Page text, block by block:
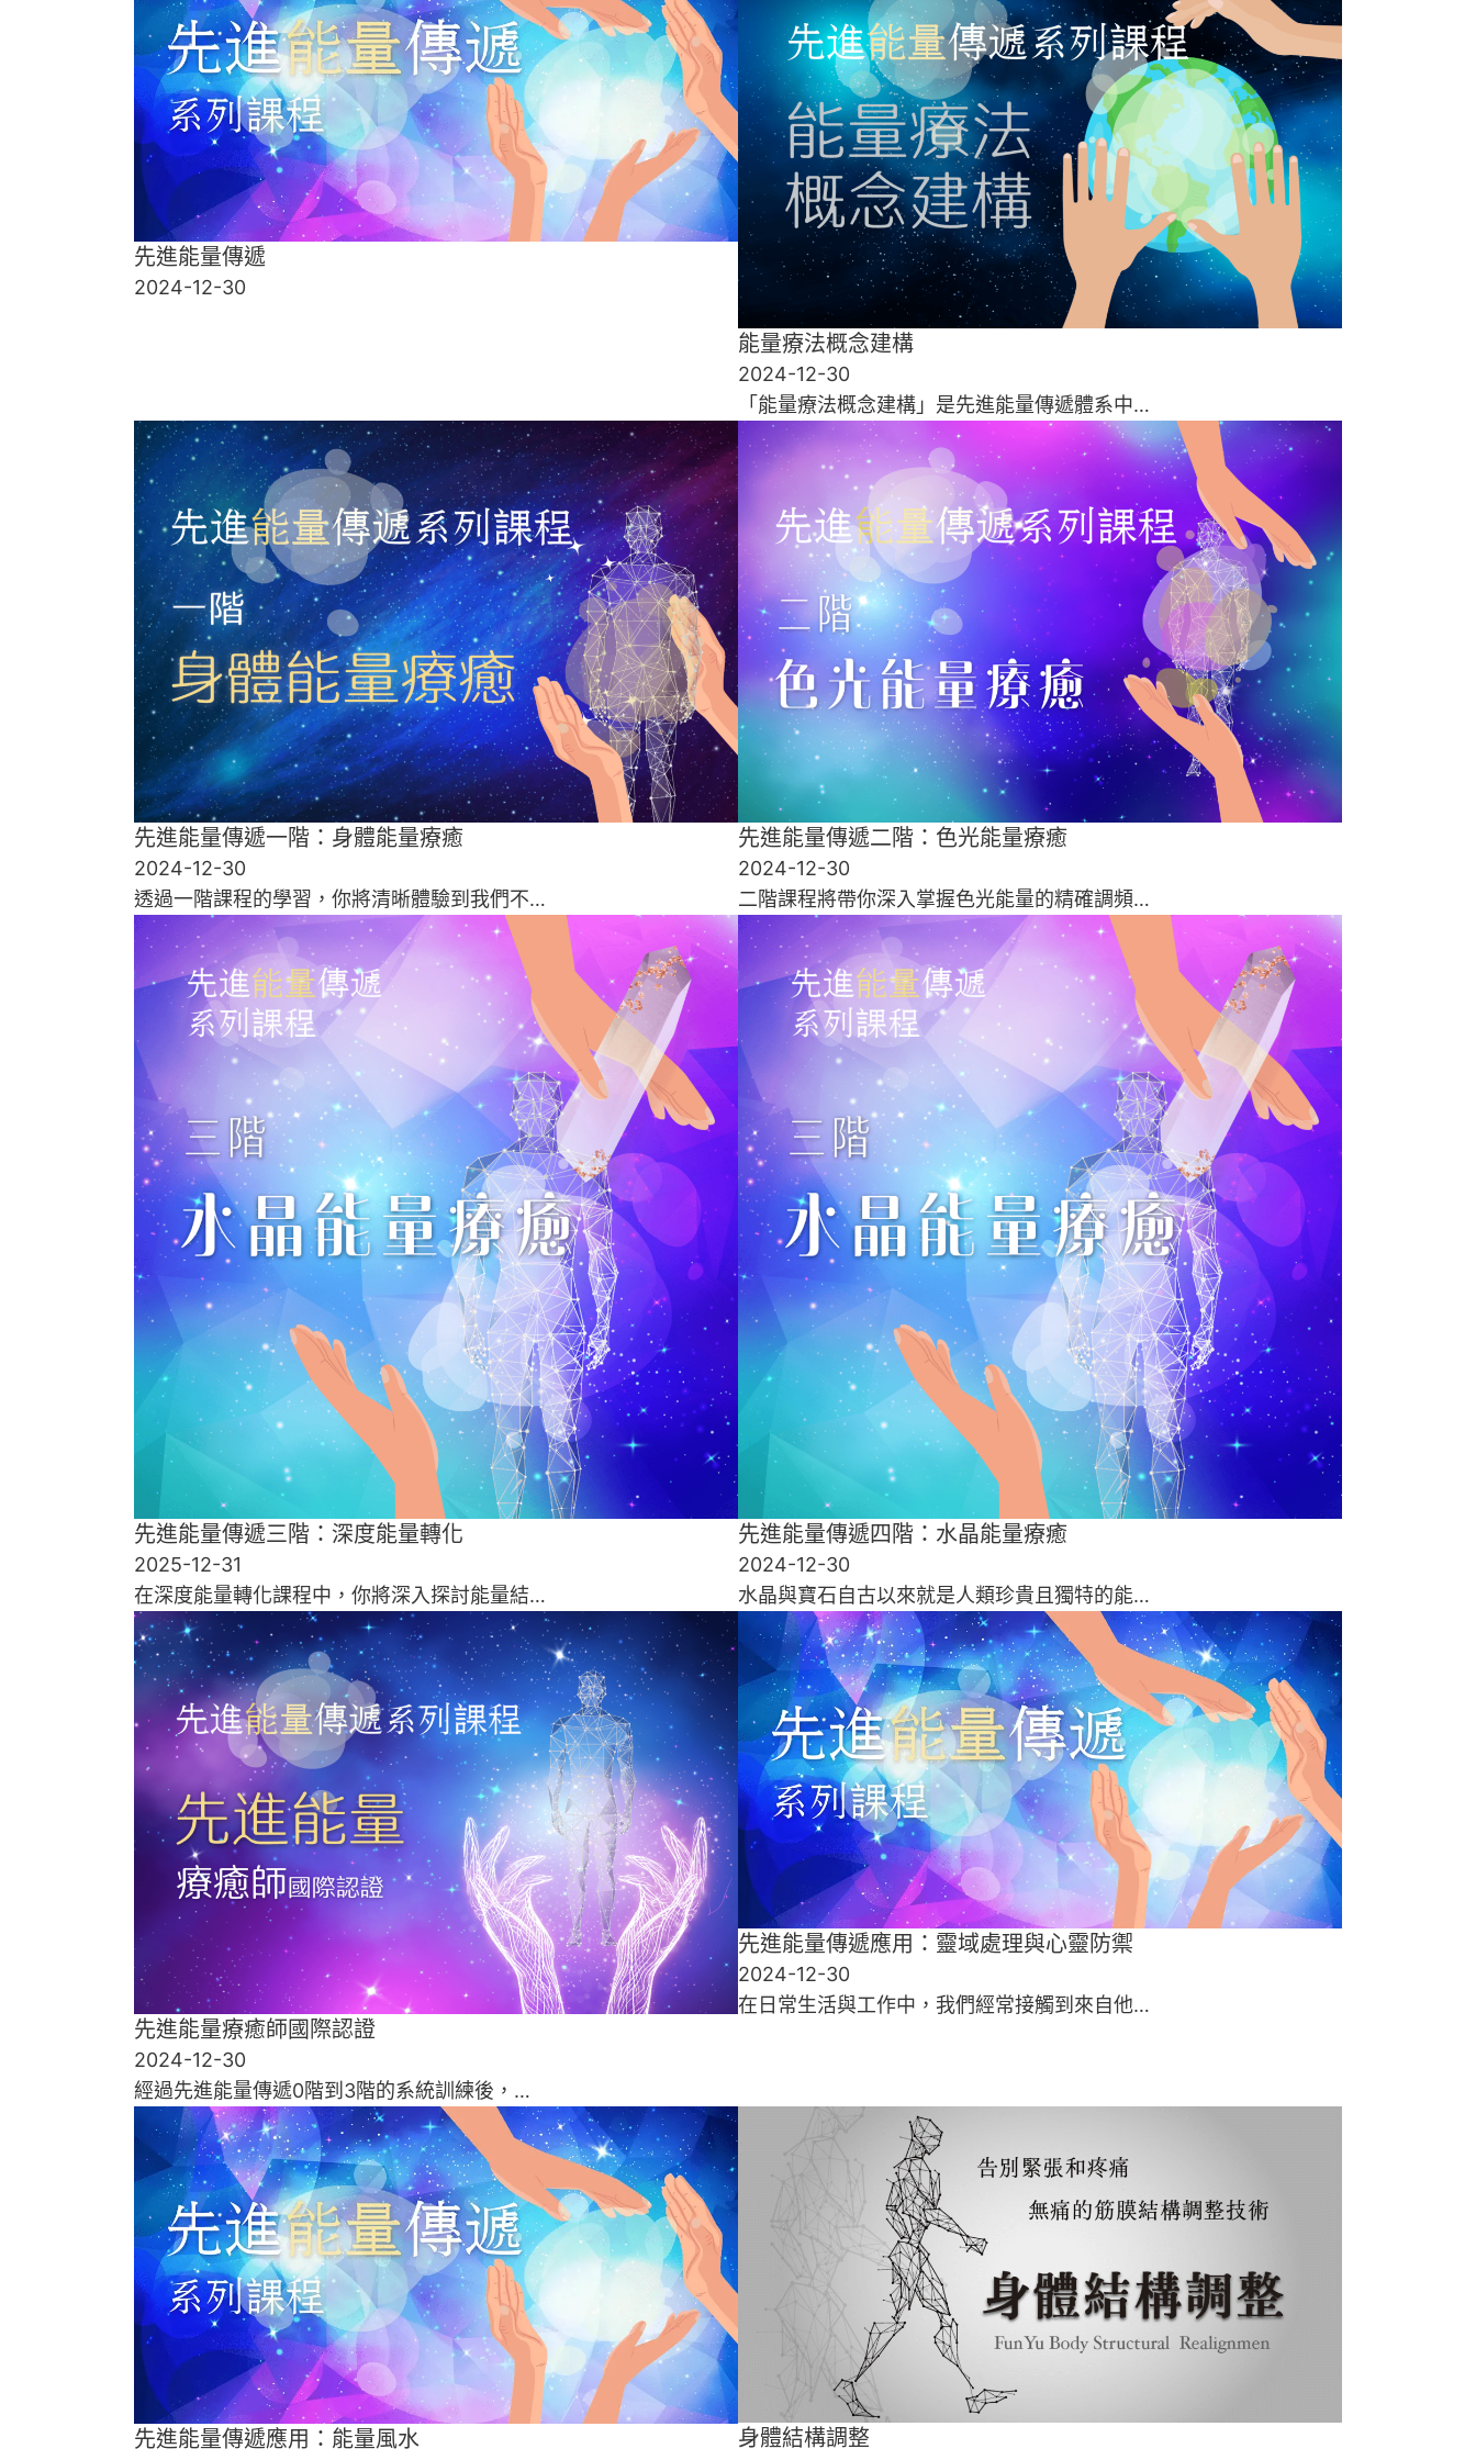
先進能量傳遞
2024-12-30
能量療法概念建構
2024-12-30
「能量療法概念建構」是先進能量傳遞體系中…
先進能量傳遞一階：身體能量療癒
2024-12-30
透過一階課程的學習，你將清晰體驗到我們不…
先進能量傳遞二階：色光能量療癒
2024-12-30
二階課程將帶你深入掌握色光能量的精確調頻…
先進能量傳遞三階：深度能量轉化
2025-12-31
在深度能量轉化課程中，你將深入探討能量結…
先進能量傳遞四階：水晶能量療癒
2024-12-30
水晶與寶石自古以來就是人類珍貴且獨特的能…
先進能量療癒師國際認證
2024-12-30
經過先進能量傳遞0階到3階的系統訓練後，…
先進能量傳遞應用：靈域處理與心靈防禦
2024-12-30
在日常生活與工作中，我們經常接觸到來自他…
先進能量傳遞應用：能量風水 身體結構調整